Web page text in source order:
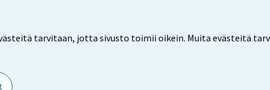
tarvitaan, jotta sivusto toimii oikein. Muita evästeitä